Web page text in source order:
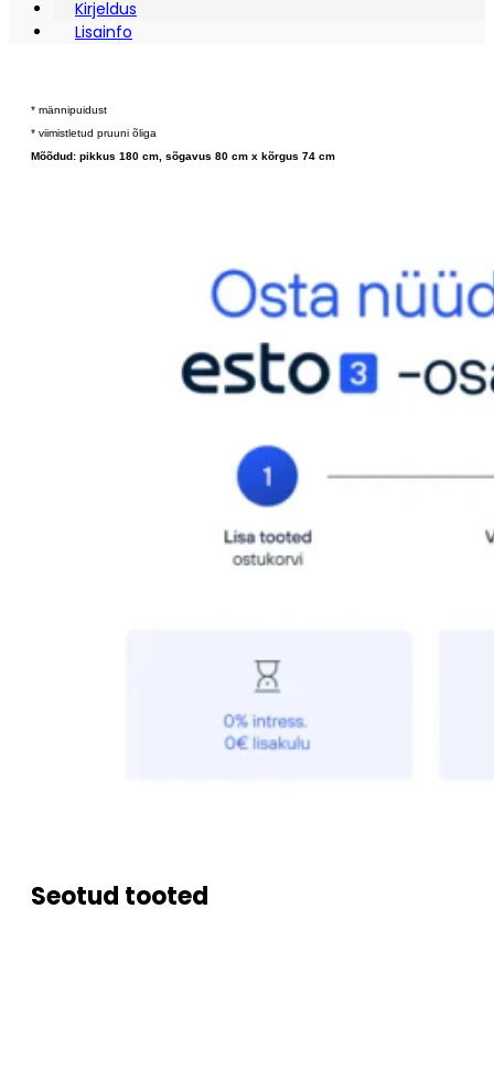
Kirjeldus
Lisainfo
* männipuidust
* viimistletud pruuni õliga
Mõõdud: pikkus 180 cm, sõgavus 80 cm x kõrgus 74 cm
Seotud tooted